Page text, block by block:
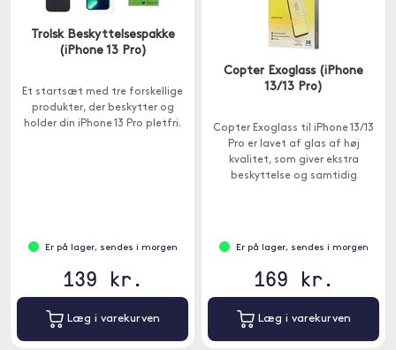
Trolsk Beskyttelsespakke
(iPhone 13 Pro)
Et startsæt med tre forskellige
produkter, der beskytter og
holder din iPhone 13 Pro pletfri.
Er på lager, sendes i morgen
139 kr.
Læg i varekurven
Copter Exoglass (iPhone
13/13 Pro)
Copter Exoglass til iPhone 13/13
Pro er lavet af glas af høj
kvalitet, som giver ekstra
beskyttelse og samtidig
Er på lager, sendes i morgen
169 kr.
Læg i varekurven